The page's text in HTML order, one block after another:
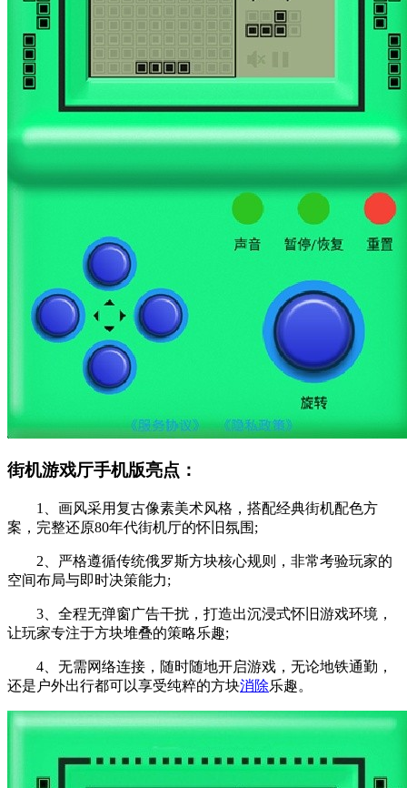
街机游戏厅手机版亮点：
1、画风采用复古像素美术风格，搭配经典街机配色方
案，完整还原80年代街机厅的怀旧氛围;
2、严格遵循传统俄罗斯方块核心规则，非常考验玩家的
空间布局与即时决策能力;
3、全程无弹窗广告干扰，打造出沉浸式怀旧游戏环境，
让玩家专注于方块堆叠的策略乐趣;
4、无需网络连接，随时随地开启游戏，无论地铁通勤，
还是户外出行都可以享受纯粹的方块消除乐趣。